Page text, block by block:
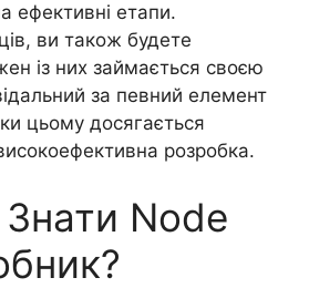
ефективні етапи.
ви також будете
із них займається своєю
за певний елемент
цьому досягається
розробка.
Node